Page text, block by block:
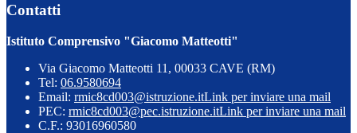
Contatti
Istituto Comprensivo "Giacomo Matteotti"
Via Giacomo Matteotti 11, 00033 CAVE (RM)
Tel: 06.9580694
Email: rmic8cd003@istruzione.itLink per inviare una mail
PEC: rmic8cd003@pec.istruzione.itLink per inviare una mail
C.F.: 93016960580